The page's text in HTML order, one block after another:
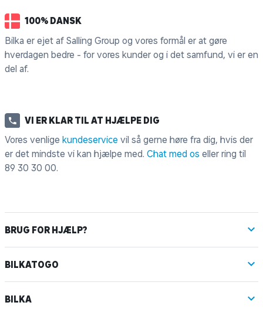
100% DANSK
Bilka er ejet af Salling Group og vores formål er at gøre
hverdagen bedre - for vores kunder og i det samfund, vi er en
del af.
VI ER KLAR TIL AT HJÆLPE DIG
Vores venlige kundeservice vil så gerne høre fra dig, hvis der
er det mindste vi kan hjælpe med. Chat med os eller ring til
89 30 30 00.
BRUG FOR HJÆLP?
BILKATOGO
BILKA